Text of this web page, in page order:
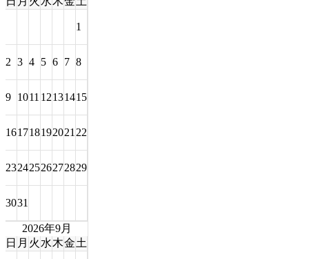
1
2 3 4 5 6 7 8
9 1011 12131415
161718192021 22
23242526272829
3031
2026年9月
日 月 火 水木金土